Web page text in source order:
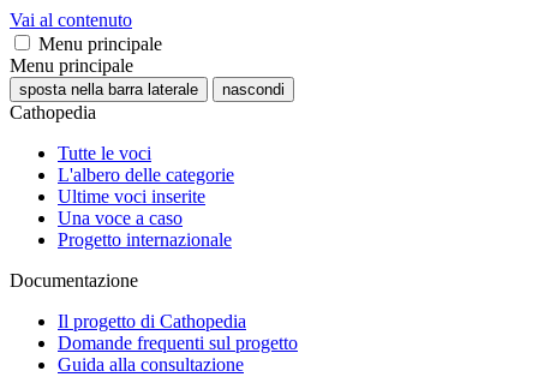
Vai al contenuto
Menu principale
Menu principale
sposta nella barra laterale nascondi
Cathopedia
Tutte le voci
L'albero delle categorie
Ultime voci inserite
Una voce a caso
Progetto internazionale
Documentazione
Il progetto di Cathopedia
Domande frequenti sul progetto
Guida alla consultazione